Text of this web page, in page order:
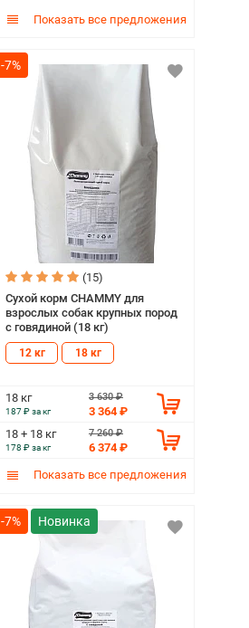
Показать все предложения
-7%
(15)
Сухой корм CHAMMY для
взрослых собак крупных пород
с говядиной (18 кг)
12 кг 18 кг
18 кг
187 ₽ за кг
3 630 ₽
3 364 ₽
18 + 18 кг
178 ₽ за кг
7 260 ₽
6 374 ₽
Показать все предложения
-7%